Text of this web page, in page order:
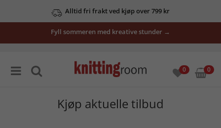
Se våre tilbud her
Fyll sommeren med kreative stunder →
0 0
Kjøp aktuelle tilbud